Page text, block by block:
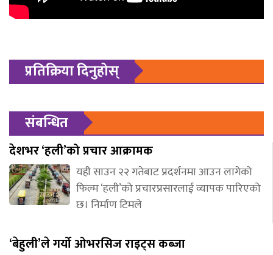
प्रतिक्रिया दिनुहोस्
संबन्धित
देशभर ‘हली’को प्रचार आक्रामक
यही साउन २२ गतेबाट प्रदर्शनमा आउन लागेको
फिल्म ‘हली’को प्रचारप्रसारलाई व्यापक पारिएको
छ। निर्माण टिमले
‘बेहुली’ले गर्यो ओभरसिज राइट्स कब्जा